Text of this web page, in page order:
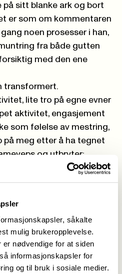
såkalte
mulig brukeropplevelse.
nødvendige for at siden
informasjonskapsler for
og til bruk i sosiale medier.
på sitt blanke ark og bort
er som om kommentaren
noen prosesser i han,
fra både gutten
med den ene
transformert.
lite tro på egne evner
aktivitet, engasjement
som følelse av mestring,
på meg etter å ha tegnet
og utbryter:
jeg!".
å studere et felles
interesserer oss alle tre.
god tid og studere
om å diskutere hva vi
som skjer